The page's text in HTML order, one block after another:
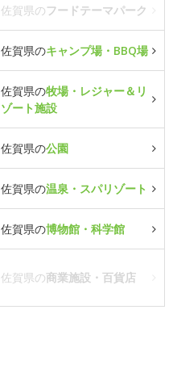
佐賀県のフードテーマパーク
佐賀県のキャンプ場・BBQ場
佐賀県の牧場・レジャー＆リ
ゾート施設
佐賀県の公園
佐賀県の温泉・スパリゾート
佐賀県の博物館・科学館
佐賀県の商業施設・百貨店